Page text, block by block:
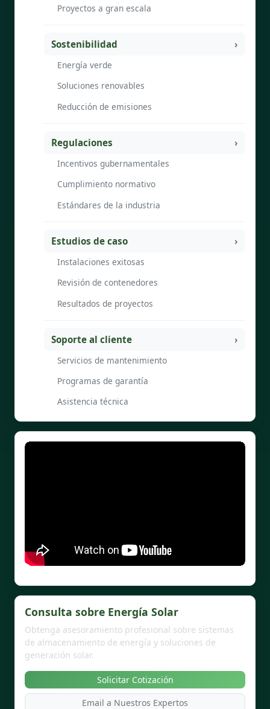
Proyectos a gran escala
Sostenibilidad
Energía verde
Soluciones renovables
Reducción de emisiones
Regulaciones
Incentivos gubernamentales
Cumplimiento normativo
Estándares de la industria
Estudios de caso
Instalaciones exitosas
Revisión de contenedores
Resultados de proyectos
Soporte al cliente
Servicios de mantenimiento
Programas de garantía
Asistencia técnica
Consulta sobre Energía Solar
Obtenga asesoramiento profesional sobre sistemas
de almacenamiento de energía y soluciones de
generación solar.
Solicitar Cotización
Email a Nuestros Expertos